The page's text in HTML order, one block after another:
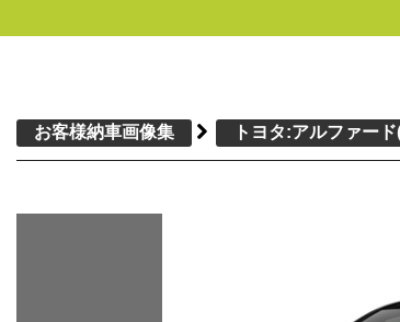
お客様納車画像集 トヨタ:アルファード